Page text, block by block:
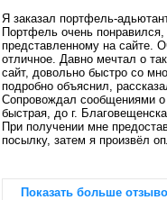
Я заказал портфель-
Портфель очень понравился,
представленному на сайте.
отличное. Давно мечтал о
сайт, довольно быстро со
подробно объяснил,
Сопровождал сообщениями о
быстрая, до г.
При получении мне
посылку, затем я произвёл
Показать больше